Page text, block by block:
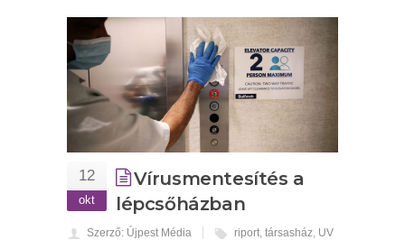
12
okt
Vírusmentesítés a
lépcsőházban
Szerző: Újpest Média riport, társasház, UV